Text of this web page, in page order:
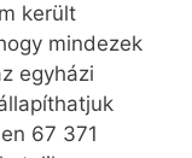
került
mindezek
egyházi
67 371